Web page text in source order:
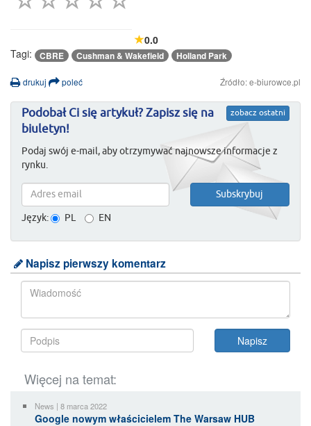
0.0
Tagi:
CBRE Cushman & Wakefield Holland Park
drukuj poleć Źródło: e-biurowce.pl
zobacz ostatni
Podobał Ci się artykuł? Zapisz się na
biuletyn!
Podaj swój e-mail, aby otrzymywać najnowsze informacje z
rynku.
Język: PL EN
Napisz pierwszy komentarz
Więcej na temat:
News | 8 marca 2022
Google nowym właścicielem The Warsaw HUB